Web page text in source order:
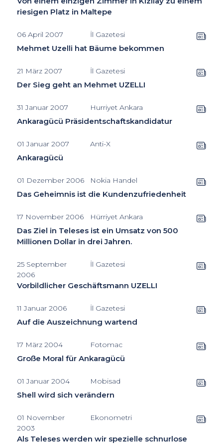
riesigen Platz in Maltepe
06 April 2007 İl Gazetesi
Mehmet Uzelli hat Bäume bekommen
21 März 2007 İl Gazetesi
Der Sieg geht an Mehmet UZELLI
31 Januar 2007 Hurriyet Ankara
Ankaragücü Präsidentschaftskandidatur
01 Januar 2007 Anti-X
Ankaragücü
01 Dezember 2006 Nokia Handel
Das Geheimnis ist die Kundenzufriedenheit
17 November 2006 Hürriyet Ankara
Das Ziel in Teleses ist ein Umsatz von 500
Millionen Dollar in drei Jahren.
25 September
2006
İl Gazetesi
Vorbildlicher Geschäftsmann UZELLI
11 Januar 2006 İl Gazetesi
Auf die Auszeichnung wartend
17 März 2004 Fotomac
Große Moral für Ankaragücü
01 Januar 2004 Mobisad
Shell wird sich verändern
01 November
2003
Ekonometri
Als Teleses werden wir spezielle schnurlose